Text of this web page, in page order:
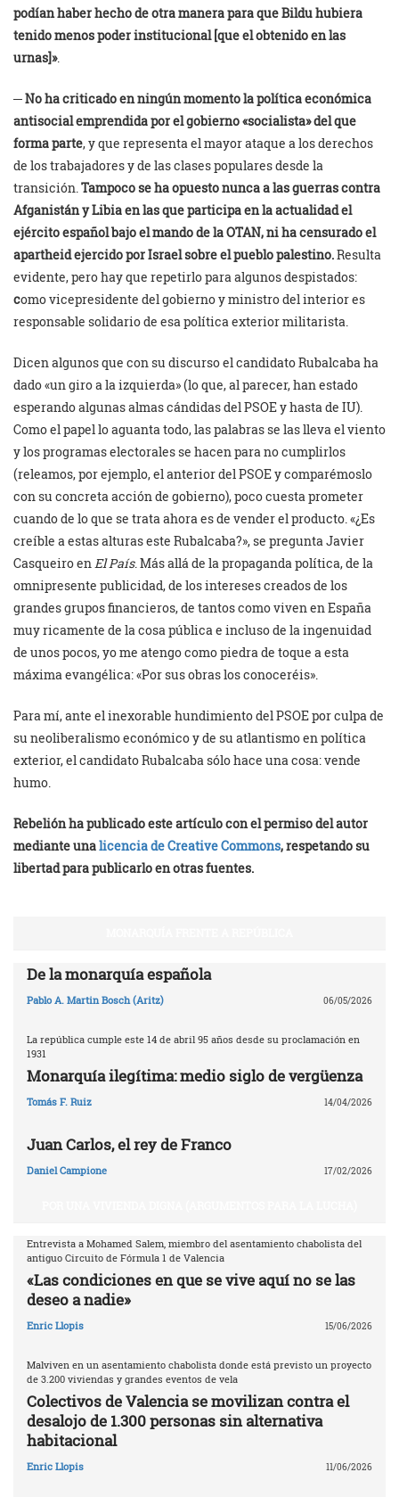
podían haber hecho de otra manera para que Bildu hubiera
tenido menos poder institucional [que el obtenido en las
urnas]».
─No ha criticado en ningún momento la política económica
antisocial emprendida por el gobierno «socialista» del que
forma parte, y que representa el mayor ataque a los derechos
de los trabajadores y de las clases populares desde la
transición.Tampoco se ha opuesto nunca a las guerras contra
Afganistán y Libia en las que participa en la actualidad el
ejército español bajo el mando de la OTAN, ni ha censurado el
apartheid ejercido por Israel sobre el pueblo palestino.Resulta
evidente, pero hay que repetirlo para algunos despistados:
como vicepresidente del gobierno y ministro del interior es
responsable solidario de esa política exterior militarista.
Dicen algunos que con su discurso el candidato Rubalcaba ha
dado «un giro a la izquierda» (lo que, al parecer, han estado
esperando algunas almas cándidas del PSOE y hasta de IU).
Como el papel lo aguanta todo, las palabras se las lleva el viento
y los programas electorales se hacen para no cumplirlos
(releamos, por ejemplo, el anterior del PSOE y comparémoslo
con su concreta acción de gobierno), poco cuesta prometer
cuando de lo que se trata ahora es de vender el producto. «¿Es
creíble a estas alturas este Rubalcaba?», se pregunta Javier
Casqueiro enEl País. Más allá de la propaganda política, de la
omnipresente publicidad, de los intereses creados de los
grandes grupos financieros, de tantos como viven en España
muy ricamente de la cosa pública e incluso de la ingenuidad
de unos pocos, yo me atengo como piedra de toque a esta
máxima evangélica: «Por sus obras los conoceréis».
Para mí, ante el inexorable hundimiento del PSOE por culpa de
su neoliberalismo económico y de su atlantismo en política
exterior, el candidato Rubalcaba sólo hace una cosa: vende
humo.
Rebelión ha publicado este artículo con el permiso del autor
mediante unalicencia de Creative Commons, respetando su
libertad para publicarlo en otras fuentes.
De la monarquía española
Pablo A. Martin Bosch (Aritz) 06/05/2026
La república cumple este 14 de abril 95 años desde su proclamación en
1931
Monarquía ilegítima: medio siglo de vergüenza
Tomás F. Ruiz 14/04/2026
Juan Carlos, el rey de Franco
Daniel Campione 17/02/2026
Entrevista a Mohamed Salem, miembro del asentamiento chabolista del
antiguo Circuito de Fórmula 1 de Valencia
«Las condiciones en que se vive aquí no se las
deseo a nadie»
Enric Llopis 15/06/2026
Malviven en un asentamiento chabolista donde está previsto un proyecto
de 3.200 viviendas y grandes eventos de vela
Colectivos de Valencia se movilizan contra el
desalojo de 1.300 personas sin alternativa
habitacional
Enric Llopis 11/06/2026